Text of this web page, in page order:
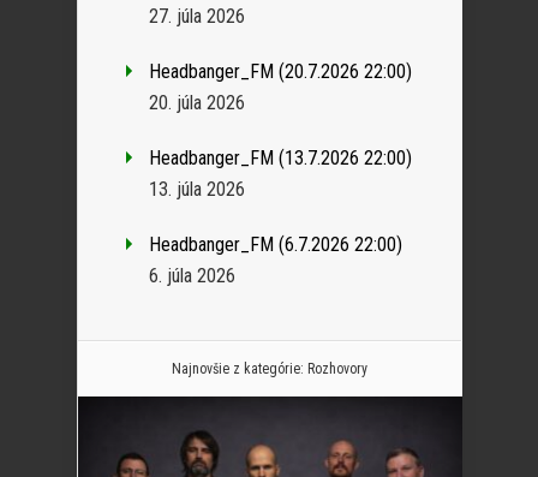
27. júla 2026
Headbanger_FM (20.7.2026 22:00)
20. júla 2026
Headbanger_FM (13.7.2026 22:00)
13. júla 2026
Headbanger_FM (6.7.2026 22:00)
6. júla 2026
Najnovšie z kategórie: Rozhovory